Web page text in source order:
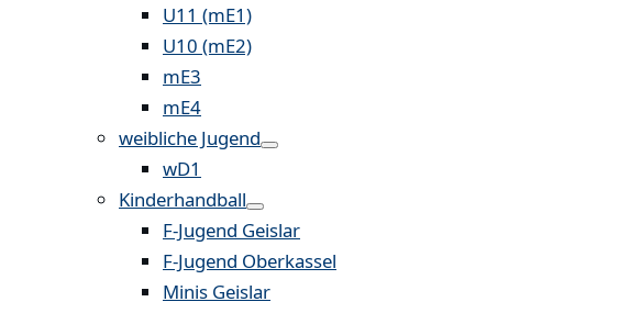
U11 (mE1)
U10 (mE2)
mE3
mE4
weibliche Jugend
wD1
Kinderhandball
F-Jugend Geislar
F-Jugend Oberkassel
Minis Geislar